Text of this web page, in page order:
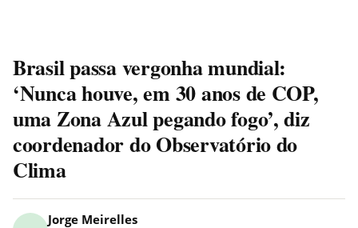
Brasil passa vergonha mundial:
‘Nunca houve, em 30 anos de COP,
uma Zona Azul pegando fogo’, diz
coordenador do Observatório do
Clima
Jorge Meirelles